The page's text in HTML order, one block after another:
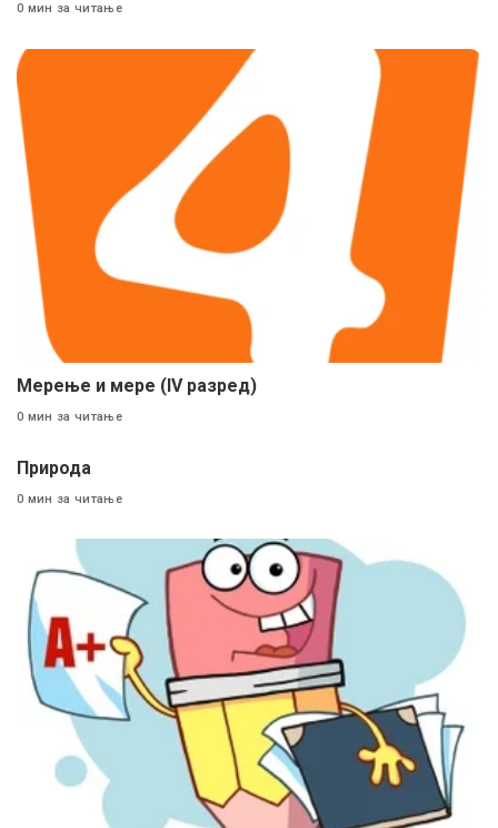
0 мин за читање
Мерење и мере (IV разред)
0 мин за читање
Природа
0 мин за читање